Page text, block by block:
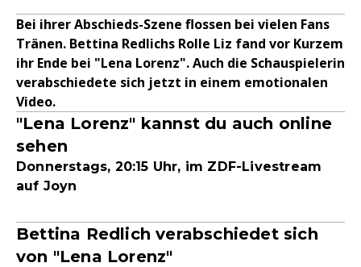
Bei ihrer Abschieds-Szene flossen bei vielen Fans
Tränen. Bettina Redlichs Rolle Liz fand vor Kurzem
ihr Ende bei "Lena Lorenz". Auch die Schauspielerin
verabschiedete sich jetzt in einem emotionalen
Video.
"Lena Lorenz" kannst du auch online
sehen
Donnerstags, 20:15 Uhr, im ZDF-Livestream
auf Joyn
Bettina Redlich verabschiedet sich
von "Lena Lorenz"